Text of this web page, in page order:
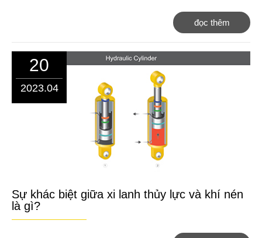
đọc thêm
20
2023.04
Sự khác biệt giữa xi lanh thủy lực và khí nén
là gì?